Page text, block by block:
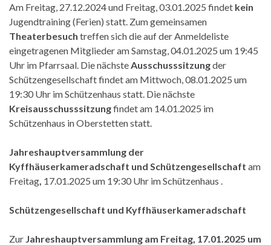
Am Freitag, 27.12.2024 und Freitag, 03.01.2025 findet kein
Jugendtraining (Ferien) statt. Zum gemeinsamen
Theaterbesuch treffen sich die auf der Anmeldeliste
eingetragenen Mitglieder am Samstag, 04.01.2025 um 19:45
Uhr im Pfarrsaal. Die nächsteAusschusssitzungder
Schützengesellschaft findet am Mittwoch, 08.01.2025 um
19:30 Uhr im Schützenhaus statt. Die nächste
Kreisausschusssitzungfindet am 14.01.2025 im
Schützenhaus in Oberstetten statt.
Jahreshauptversammlung der
Kyffhäuserkameradschaft und Schützengesellschaft am
Freitag, 17.01.2025 um 19:30 Uhr im Schützenhaus .
Schützengesellschaft und Kyffhäuserkameradschaft
Zur Jahreshauptversammlung am Freitag, 17.01.2025 um